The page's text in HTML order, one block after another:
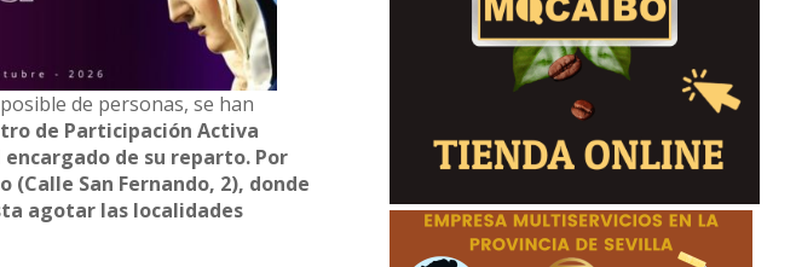
de personas, se han
de Participación Activa
de su reparto. Por
San Fernando, 2), donde
agotar las localidades